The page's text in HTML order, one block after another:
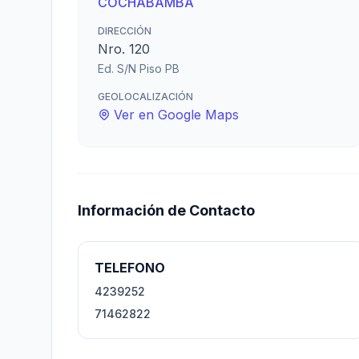
DIRECCIÓN
Nro. 120
Ed. S/N Piso PB
GEOLOCALIZACIÓN
Ver en Google Maps
Información de Contacto
TELEFONO
4239252
71462822